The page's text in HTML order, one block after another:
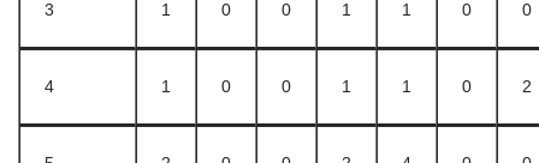
3 1 0 0 1 1 0 0
4 1 0 0 1 1 0 2